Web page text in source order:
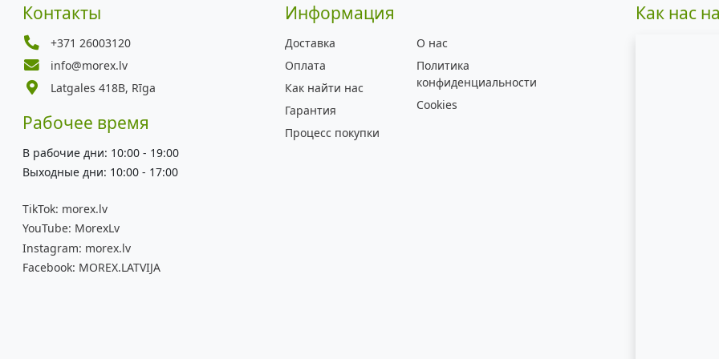
Контакты
+371 26003120
info@morex.lv
Latgales 418B, Rīga
Рабочее время
В рабочие дни: 10:00 - 19:00
Выходные дни: 10:00 - 17:00
TikTok: morex.lv
YouTube: MorexLv
Instagram: morex.lv
Facebook: MOREX.LATVIJA
Информация
Доставка
Оплата
Как найти нас
Гарантия
Процесс покупки
О нас
Политика
конфиденциальности
Cookies
Как нас